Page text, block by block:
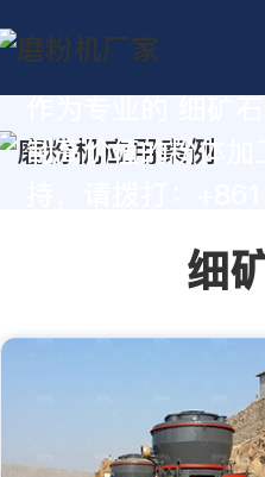
制高价值的粉体加
细